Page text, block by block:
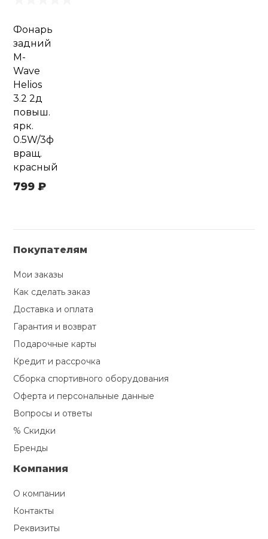
Фонарь
задний
M-
Wave
Helios
3.2 2д
повыш.
ярк.
0.5W/3ф
вращ.
красный
799 ₽
Покупателям
Мои заказы
Как сделать заказ
Доставка и оплата
Гарантия и возврат
Подарочные карты
Кредит и рассрочка
Сборка спортивного оборудования
Оферта и персональные данные
Вопросы и ответы
% Скидки
Бренды
Компания
О компании
Контакты
Реквизиты